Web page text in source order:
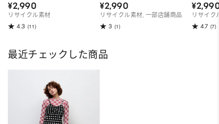
¥2,990
リサイクル素材
4.3 (11)
¥2,990
リサイクル素材, 一部店舗商品
3 (1)
リサイク
4.7 (7)
最近チェックした商品